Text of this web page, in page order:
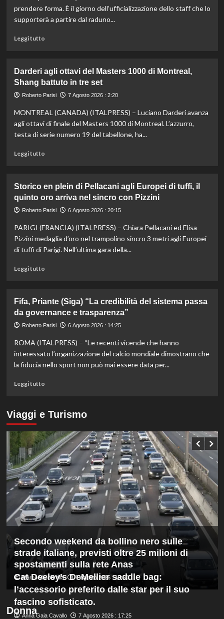
di
fondo,
nella
gara
maschile
prendere forma. È il giorno dell’ufficializzazione dello staff che lo
supporterà a partire dal raduno...
Leggi tuttoLeggi
Nazionale,
ecco
lo
di
Mancini:
Bollini
Bonucci
tra
i
Darderi agli ottavi del Masters 1000 di Montreal,
Shang battuto in tre set
Roberto Parisi 7 Agosto 2026 : 2:20
MONTREAL (CANADA) (ITALPRESS) – Luciano Darderi avanza
agli ottavi di finale del Masters 1000 di Montreal. L’azzurro,
testa di serie numero 19 del tabellone, ha...
Leggi tuttoLeggi
Darderi
agli
ottavi
Masters
1000
di
set
Storico en plein di Pellacani agli Europei di tuffi, il
quinto oro arriva nel sincro con Pizzini
Roberto Parisi 6 Agosto 2026 : 20:15
PARIGI (FRANCIA) (ITALPRESS) – Chiara Pellacani ed Elisa
Pizzini medaglia d’oro nel trampolino sincro 3 metri agli Europei
di tuffi di Parigi. Nell’ultima gara della...
Leggi tuttoLeggi
Storico
en
plein
Pellacani
agli
Europei
oro
arriva
sincro
con
Pizzini
Fifa, Priante (Siga) “La credibilità del sistema passa
da governance e trasparenza”
Roberto Parisi 6 Agosto 2026 : 14:25
ROMA (ITALPRESS) – “Le recenti vicende che hanno
interessato l’organizzazione del calcio mondiale dimostrano che
la fiducia nello sport non può mai essere data per...
Leggi tuttoLeggi
su
Fifa,
Priante
(Siga)
“La
credibilità
del
sistema
passa
da
governance
e
trasparenza”
Viaggi e Turismo
Secondo weekend da bollino nero sulle
strade italiane, previsti oltre 25 milioni di
spostamenti sulla rete Anas
Marco Vaccarella 7 Agosto 2026 : 19:50
Donna
Cat Deeley’s DeMellier saddle bag:
l’accessorio preferito dalle star per il suo
fascino sofisticato.
Anna Gaia Cavallo 7 Agosto 2026 : 17:25